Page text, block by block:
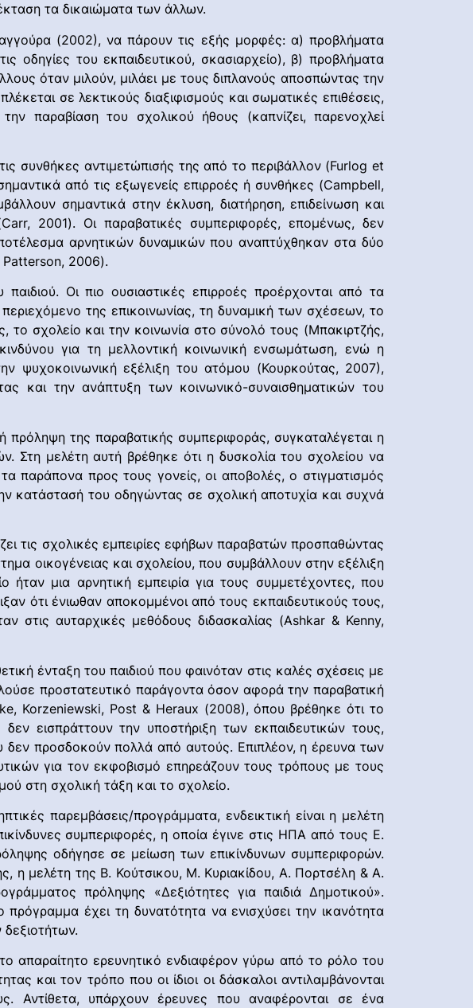
τα δικαιώματα των άλλων.
(2002), να πάρουν τις εξής μορφές: α) προβλήματα
οδηγίες του εκπαιδευτικού, σκασιαρχείο), β) προβλήματα
όταν μιλούν, μιλάει με τους διπλανούς αποσπώντας την
σε λεκτικούς διαξιφισμούς και σωματικές επιθέσεις,
παραβίαση του σχολικού ήθους (καπνίζει, παρενοχλεί
συνθήκες αντιμετώπισής της από το περιβάλλον (Furlog et
από τις εξωγενείς επιρροές ή συνθήκες (Campbell,
σημαντικά στην έκλυση, διατήρηση, επιδείνωση και
2001). Οι παραβατικές συμπεριφορές, επομένως, δεν
αρνητικών δυναμικών που αναπτύχθηκαν στα δύο
Patterson, 2006).
Οι πιο ουσιαστικές επιρροές προέρχονται από τα
της επικοινωνίας, τη δυναμική των σχέσεων, το
το σχολείο και την κοινωνία στο σύνολό τους (Μπακιρτζής,
για τη μελλοντική κοινωνική ενσωμάτωση, ενώ η
ψυχοκοινωνική εξέλιξη του ατόμου (Κουρκούτας, 2007),
και την ανάπτυξη των κοινωνικό-συναισθηματικών του
πρόληψη της παραβατικής συμπεριφοράς, συγκαταλέγεται η
Στη μελέτη αυτή βρέθηκε ότι η δυσκολία του σχολείου να
παράπονα προς τους γονείς, οι αποβολές, ο στιγματισμός
κατάστασή του οδηγώντας σε σχολική αποτυχία και συχνά
τις σχολικές εμπειρίες εφήβων παραβατών προσπαθώντας
οικογένειας και σχολείου, που συμβάλλουν στην εξέλιξη
μια αρνητική εμπειρία για τους συμμετέχοντες, που
ότι ένιωθαν αποκομμένοι από τους εκπαιδευτικούς τους,
στις αυταρχικές μεθόδους διδασκαλίας (Ashkar & Kenny,
ένταξη του παιδιού που φαινόταν στις καλές σχέσεις με
προστατευτικό παράγοντα όσον αφορά την παραβατική
Korzeniewski, Post & Heraux (2008), όπου βρέθηκε ότι το
εισπράττουν την υποστήριξη των εκπαιδευτικών τους,
δεν προσδοκούν πολλά από αυτούς. Επιπλέον, η έρευνα των
για τον εκφοβισμό επηρεάζουν τους τρόπους με τους
στη σχολική τάξη και το σχολείο.
παρεμβάσεις/προγράμματα, ενδεικτική είναι η μελέτη
συμπεριφορές, η οποία έγινε στις ΗΠΑ από τους E.
οδήγησε σε μείωση των επικίνδυνων συμπεριφορών.
η μελέτη της Β. Κούτσικου, Μ. Κυριακίδου, Α. Πορτσέλη & Α.
πρόληψης «Δεξιότητες για παιδιά Δημοτικού».
έχει τη δυνατότητα να ενισχύσει την ικανότητα
απαραίτητο ερευνητικό ενδιαφέρον γύρω από το ρόλο του
και τον τρόπο που οι ίδιοι οι δάσκαλοι αντιλαμβάνονται
Αντίθετα, υπάρχουν έρευνες που αναφέρονται σε ένα